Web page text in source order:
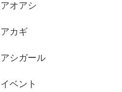
アオアシ
アカギ
アシガール
イベント